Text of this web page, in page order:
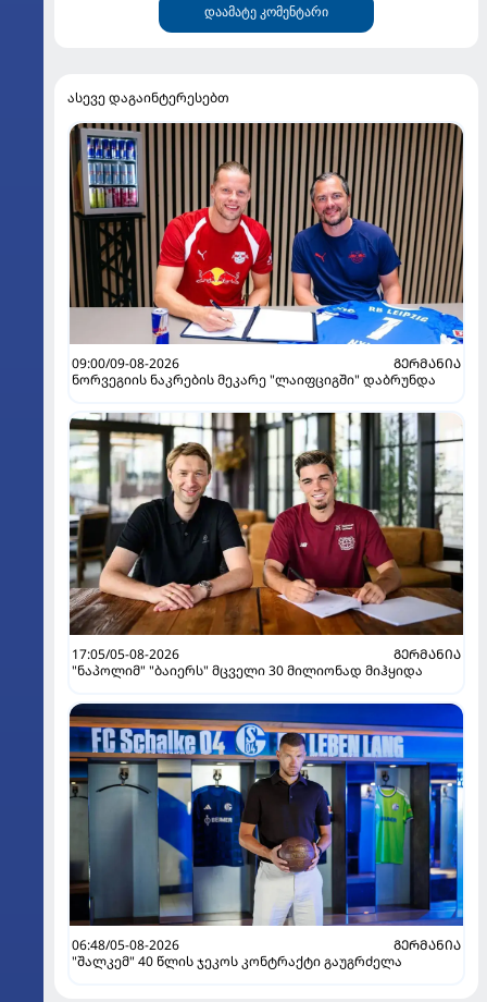
დაამატე კომენტარი
ასევე დაგაინტერესებთ
09:00/09-08-2026
ᲒᲔᲠᲛᲐᲜᲘᲐ
ნორვეგიის ნაკრების მეკარე "ლაიფციგში" დაბრუნდა
17:05/05-08-2026
ᲒᲔᲠᲛᲐᲜᲘᲐ
"ნაპოლიმ" "ბაიერს" მცველი 30 მილიონად მიჰყიდა
06:48/05-08-2026
ᲒᲔᲠᲛᲐᲜᲘᲐ
"შალკემ" 40 წლის ჯეკოს კონტრაქტი გაუგრძელა